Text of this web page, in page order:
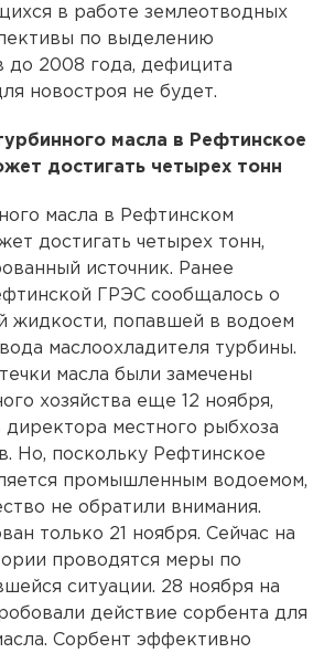
в работе землеотводных
по выделению
до 2008 года, дефицита
новостроя не будет.
масла в Рефтинское
достигать четырех тонн
масла в Рефтинском
достигать четырех тонн,
источник. Ранее
ГРЭС сообщалось о
жидкости, попавшей в водоем
маслоохладителя турбины.
масла были замечены
хозяйства еще 12 ноября,
директора местного рыбхоза
Но, поскольку Рефтинское
промышленным водоемом,
не обратили внимания.
только 21 ноября. Сейчас на
проводятся меры по
ситуации. 28 ноября на
действие сорбента для
Сорбент эффективно